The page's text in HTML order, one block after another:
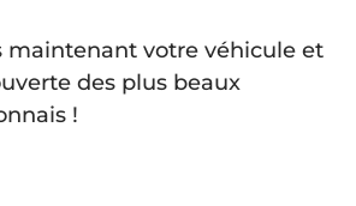
maintenant votre véhicule et
des plus beaux
!